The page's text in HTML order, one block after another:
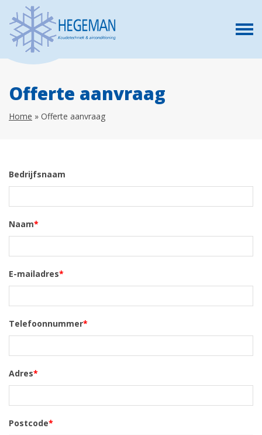
Offerte aanvraag
Home » Offerte aanvraag
Bedrijfsnaam
Naam*
E-mailadres*
Telefoonnummer*
Adres*
Postcode*